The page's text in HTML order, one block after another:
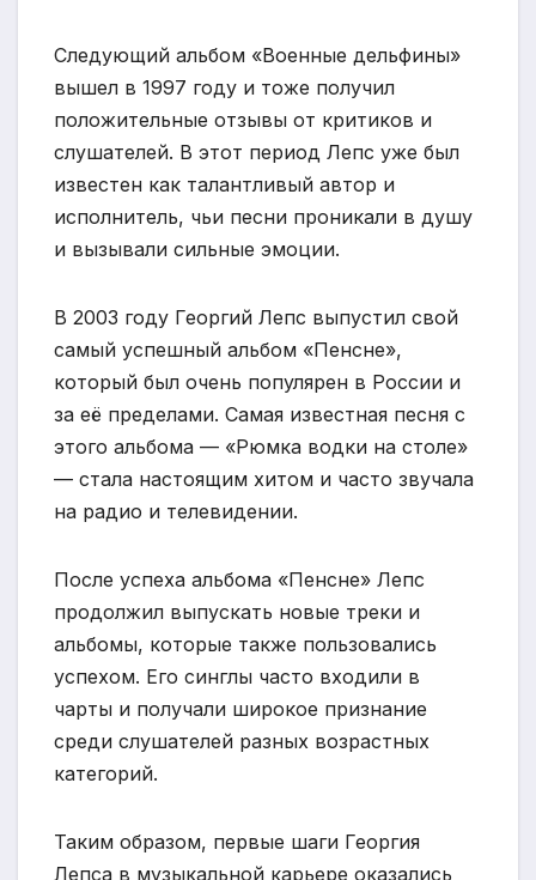
Следующий альбом «Военные дельфины»
вышел в 1997 году и тоже получил
положительные отзывы от критиков и
слушателей. В этот период Лепс уже был
известен как талантливый автор и
исполнитель, чьи песни проникали в душу
и вызывали сильные эмоции.
В 2003 году Георгий Лепс выпустил свой
самый успешный альбом «Пенсне»,
который был очень популярен в России и
за её пределами. Самая известная песня с
этого альбома — «Рюмка водки на столе»
— стала настоящим хитом и часто звучала
на радио и телевидении.
После успеха альбома «Пенсне» Лепс
продолжил выпускать новые треки и
альбомы, которые также пользовались
успехом. Его синглы часто входили в
чарты и получали широкое признание
среди слушателей разных возрастных
категорий.
Таким образом, первые шаги Георгия
Лепса в музыкальной карьере оказались